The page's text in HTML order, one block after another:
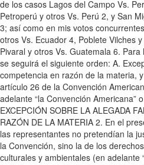
de los casos Lagos del Campo Vs.
Petroperú y otros Vs. Perú 2, y San
3; así como en mis votos
otros Vs. Ecuador 4, Poblete Vilches
Pivaral y otros Vs. Guatemala 6.
se seguirá el siguiente orden: A.
competencia en razón de la materia,
artículo 26 de la Convención
adelante “la Convención Americana”
EXCEPCIÓN SOBRE LA ALEGADA
RAZÓN DE LA MATERIA 2. En el
las representantes no pretendían la
la Convención, sino la de los
culturales y ambientales (en adelante